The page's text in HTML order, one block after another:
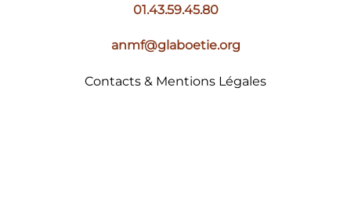
01.43.59.45.80
anmf@glaboetie.org
Contacts & Mentions Légales